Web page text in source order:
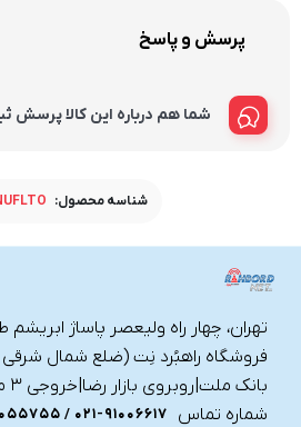
پرسش و پاسخ
شما هم درباره این کالا پرسش
شناسه محصول:
فروشگاه راهبُرد نِت (ضلع شمال
بانک ملت|روبروی بازار رضا|خروجی ۳ مترو تاترشهر و BRT)‎‎
شماره تماس
021-91006617 / 09190055755